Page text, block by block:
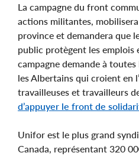
La campagne du front
actions militantes,
province et demandera que
public protègent les emplois
campagne demande à
les Albertains qui croient en
travailleuses et travailleurs
d’appuyer le front de
Unifor est le plus grand
Canada, représentant 320